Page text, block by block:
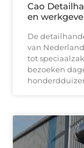
Cao
en
De
van
tot
bezoeken